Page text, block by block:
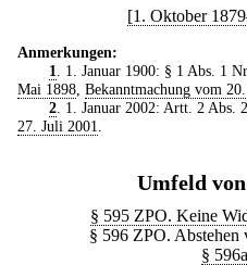
[1. Oktober
Anmerkungen:
1
. 1. Januar 1900: § 1 Abs. 1
Mai 1898 Bekanntmachung vom
2. 1. Januar 2002: Artt. 2 Abs.
27. Juli 2001
Umfeld
§ 595 ZPO. Keine
§ 596 ZPO. Abstehen
§